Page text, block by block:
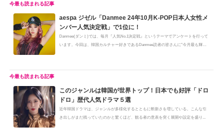
aespa ジゼル「Danmee 24年10月K-POP日本人女性メ
ンバー人気決定戦」で1位に！
Danmee(ダンミ)では、毎月『人気No.1決定戦』というテーマでアンケートを行って
います。今回は、韓国カルチャー好きであるDanmee読者の皆さんに”今月最も輝
このジャンルは韓国が世界トップ！日本でも好評「ドロ
ドロ」歴代人気ドラマ５選
近年韓国ドラマは、ジャンルが多様化するとともに斬新さを増している。こんな引
き出しがまだ残っていたのかと驚くほど、観る者の意表を突く展開や設定を盛り...